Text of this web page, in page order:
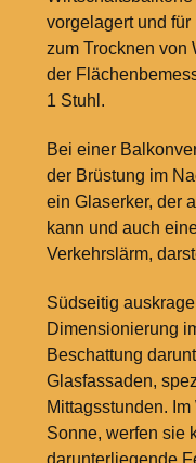
vorgelagert und
zum Trocknen von
der
1 Stuhl.
Bei einer
der Brüstung im
ein Glaserker, der
kann und auch
Verkehrslärm,
Südseitig
Dimensionierung
Beschattung
Glasfassaden,
Mittagsstunden.
Sonne, werfen sie
darunterliegende